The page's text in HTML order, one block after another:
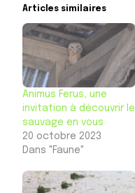
Articles similaires
Animus Ferus, une
invitation à découvrir le
sauvage en vous
20 octobre 2023
Dans "Faune"